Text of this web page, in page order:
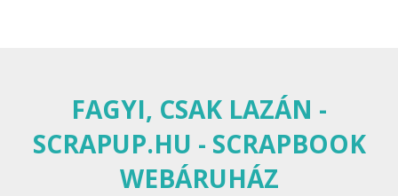
FAGYI, CSAK LAZÁN -
SCRAPUP.HU - SCRAPBOOK
WEBÁRUHÁZ